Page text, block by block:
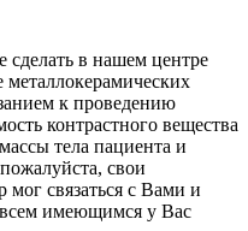
в нашем центре
к проведению
контрастного вещества
тела пациента и
свои
мог связаться с Вами и
всем имеющимся у Вас